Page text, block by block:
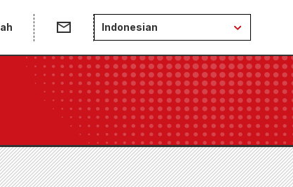
Indonesian